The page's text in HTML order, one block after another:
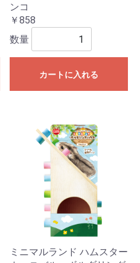
ンコ
￥858
数量
カートに入れる
ミニマルランド ハムスター